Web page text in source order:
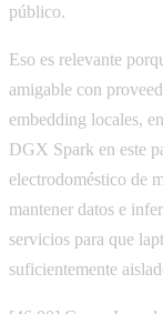
público.
Eso es relevante
amigable con
embedding locales,
DGX Spark en este
electrodoméstico de
mantener datos e
servicios para que
suficientemente